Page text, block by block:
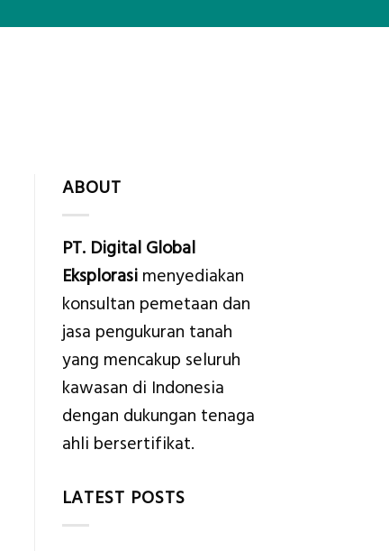
ABOUT
PT. Digital Global
Eksplorasimenyediakan
konsultan pemetaan dan
jasa pengukuran tanah
yang mencakup seluruh
kawasan di Indonesia
dengan dukungan tenaga
ahli bersertifikat.
LATEST POSTS